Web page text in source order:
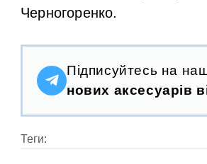
Черногоренко.
Підписуйтесь на
нових аксесуарів
Теги: